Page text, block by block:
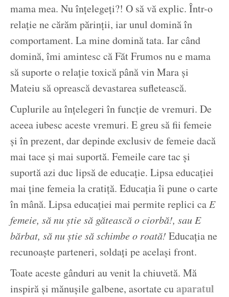
mama mea. Nu înțelegeți?! O să vă explic. Într-o
relație ne cărăm părinții, iar unul domină în
comportament. La mine domină tata. Iar când
domină, îmi amintesc că Făt Frumos nu e mama
să suporte o relație toxică până vin Mara și
Mateiu să oprească devastarea sufletească.
Cuplurile au înțelegeri în funcție de vremuri. De
aceea iubesc aceste vremuri. E greu să fii femeie
și în prezent, dar depinde exclusiv de femeie dacă
mai tace și mai suportă. Femeile care tac și
suportă azi duc lipsă de educație. Lipsa educației
mai ține femeia la cratiță. Educația îi pune o carte
în mână. Lipsa educației mai permite replici ca E
femeie, să nu știe să gătească o ciorbă!, sau E
bărbat, să nu știe să schimbe o roată! Educația ne
recunoaște parteneri, soldați pe același front.
Toate aceste gânduri au venit la chiuvetă. Mă
inspiră și mănușile galbene, asortate cuaparatul